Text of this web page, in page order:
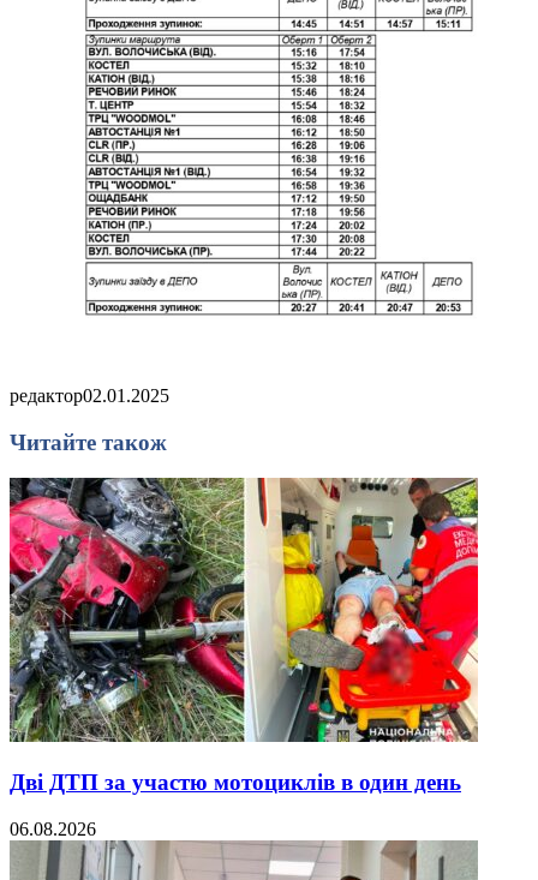
редактор02.01.2025
Читайте також
Дві ДТП за участю мотоциклів в один день
06.08.2026